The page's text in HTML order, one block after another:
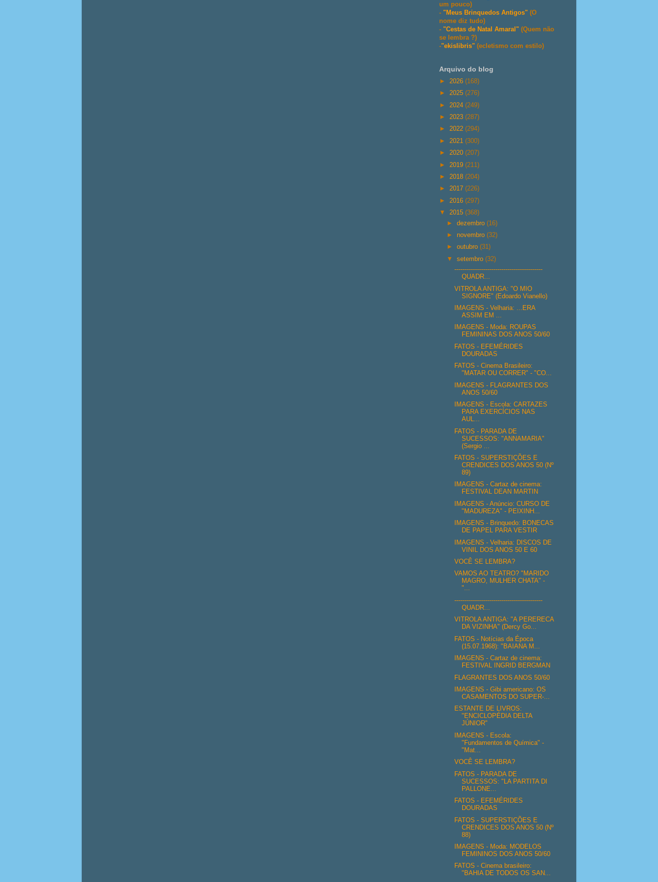
um pouco)
- "Meus Brinquedos Antigos" (O
nome diz tudo)
- "Cestas de Natal Amaral" (Quem não
se lembra ?)
-"ekislibris" (ecletismo com estilo)
Arquivo do blog
► 2026 (168)
► 2025 (276)
► 2024 (249)
► 2023 (287)
► 2022 (294)
► 2021 (300)
► 2020 (207)
► 2019 (211)
► 2018 (204)
► 2017 (226)
► 2016 (297)
▼ 2015 (368)
►dezembro(16)
► novembro(32)
►outubro(31)
▼setembro(32)
---------------------------------------------
QUADR...
VITROLA ANTIGA: "O MIO
SIGNORE" (Edoardo Vianello)
IMAGENS - Velharia: ...ERA
ASSIM EM ...
IMAGENS - Moda: ROUPAS
FEMININAS DOS ANOS 50/60
FATOS - EFEMÉRIDES
DOURADAS
FATOS - Cinema Brasileiro:
"MATAR OU CORRER" - "CO...
IMAGENS - FLAGRANTES DOS
ANOS 50/60
IMAGENS - Escola: CARTAZES
PARA EXERCÍCIOS NAS
AUL...
FATOS - PARADA DE
SUCESSOS: "ANNAMARIA"
(Sergio ...
FATOS - SUPERSTIÇÕES E
CRENDICES DOS ANOS 50 (Nº
89)
IMAGENS - Cartaz de cinema:
FESTIVAL DEAN MARTIN
IMAGENS - Anúncio: CURSO DE
"MADUREZA" - PEIXINH...
IMAGENS - Brinquedo: BONECAS
DE PAPEL PARA VESTIR
IMAGENS - Velharia: DISCOS DE
VINIL DOS ANOS 50 E 60
VOCÊ SE LEMBRA?
VAMOS AO TEATRO? "MARIDO
MAGRO, MULHER CHATA" -
"...
---------------------------------------------
QUADR...
VITROLA ANTIGA: "A PERERECA
DA VIZINHA" (Dercy Go...
FATOS - Notícias da Época
(15.07.1968): "BAIANA M...
IMAGENS - Cartaz de cinema:
FESTIVAL INGRID BERGMAN
FLAGRANTES DOS ANOS 50/60
IMAGENS - Gibi americano: OS
CASAMENTOS DO SUPER-...
ESTANTE DE LIVROS:
"ENCICLOPÉDIA DELTA
JÚNIOR"
IMAGENS - Escola:
"Fundamentos de Química" -
"Mat...
VOCÊ SE LEMBRA?
FATOS - PARADA DE
SUCESSOS: "LA PARTITA DI
PALLONE...
FATOS - EFEMÉRIDES
DOURADAS
FATOS - SUPERSTIÇÕES E
CRENDICES DOS ANOS 50 (Nº
88)
IMAGENS - Moda: MODELOS
FEMININOS DOS ANOS 50/60
FATOS - Cinema brasileiro:
"BAHIA DE TODOS OS SAN...